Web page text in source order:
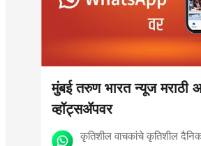
मुंबई तरुण भारत न्यूज मराठी
व्हॉट्सॲपवर
कृतिशील वाचकांचे कृतिशील